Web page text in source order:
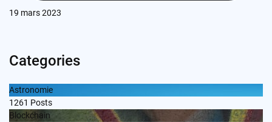
19 mars 2023
Categories
Astronomie
1261 Posts
Blockchain